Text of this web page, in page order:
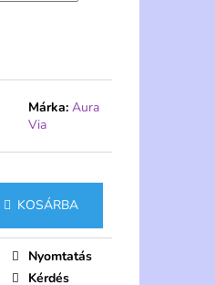
Márka:Aura
Via
KOSÁRBA
Nyomtatás
Kérdés